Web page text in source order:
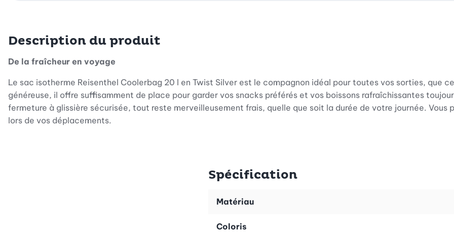
Description du produit
De la fraîcheur en voyage
Le sac isotherme Reisenthel Coolerbag 20 l en Twist Silver est le compagnon idéal pour toutes vos sorties, que
généreuse, il offre suffisamment de place pour garder vos snacks préférés et vos boissons rafraîchissantes
fermeture à glissière sécurisée, tout reste merveilleusement frais, quelle que soit la durée de votre journée.
lors de vos déplacements.
femmes. Ce sac isotherme stylé s'adapte sans peine à toutes les tenues, y compris lorsque vous échangez
Fabriqué à partir de 100 % de tissu polyester recyclé de haute qualité, le Reisenthel Coolerbag 20 l marque
Spécification
Matériau
Coloris